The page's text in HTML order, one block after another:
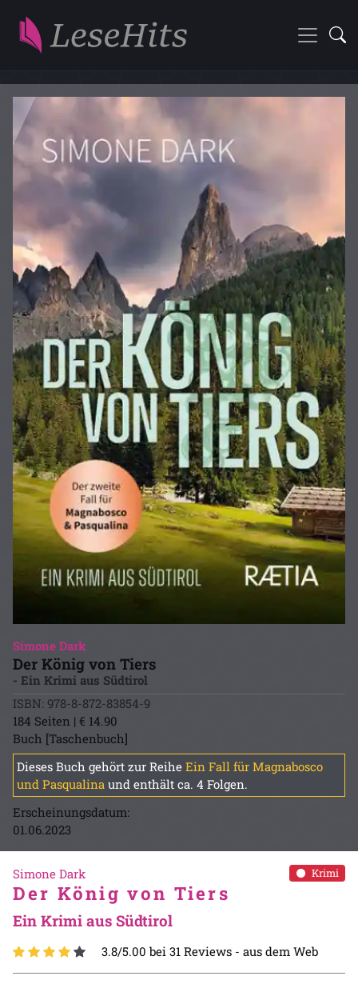
Simone Dark
Der König von Tiers
- Ein Krimi aus Südtirol
ISBN: 978-8-872-83854-9
184 Seiten | € 14.90
Buch [Taschenbuch]
Dieses Buch gehört zur Reihe Ein Fall für Magnabosco
und Pasqualina und enthält ca. 4 Folgen.
Erscheinungsdatum:
01.06.2023
Krimi
Simone Dark
Der König von Tiers
Ein Krimi aus Südtirol
3.8/5.00 bei 31 Reviews - aus dem Web